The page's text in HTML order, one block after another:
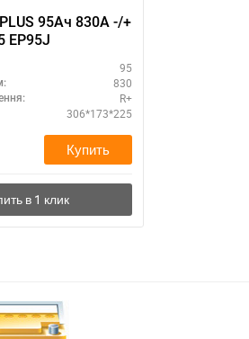
95Ач 830A -/+
306*173*225 EP95J
95
830
R+
306*173*225
Купить